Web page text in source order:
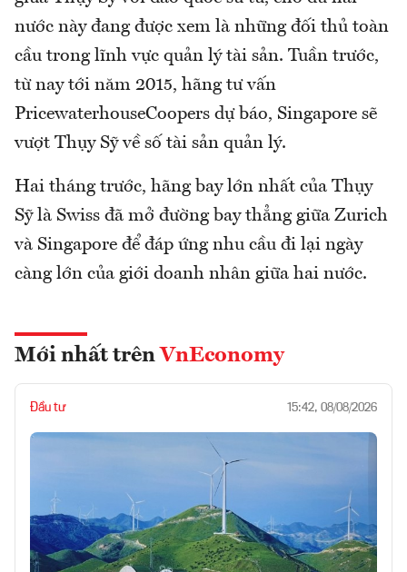
nước này đang được xem là những đối thủ toàn
cầu trong lĩnh vực quản lý tài sản. Tuần trước,
từ nay tới năm 2015, hãng tư vấn
PricewaterhouseCoopers dự báo, Singapore sẽ
vượt Thụy Sỹ về số tài sản quản lý.
Hai tháng trước, hãng bay lớn nhất của Thụy
Sỹ là Swiss đã mở đường bay thẳng giữa Zurich
và Singapore để đáp ứng nhu cầu đi lại ngày
càng lớn của giới doanh nhân giữa hai nước.
Mới nhất trên VnEconomy
Đầu tư 15:42, 08/08/2026